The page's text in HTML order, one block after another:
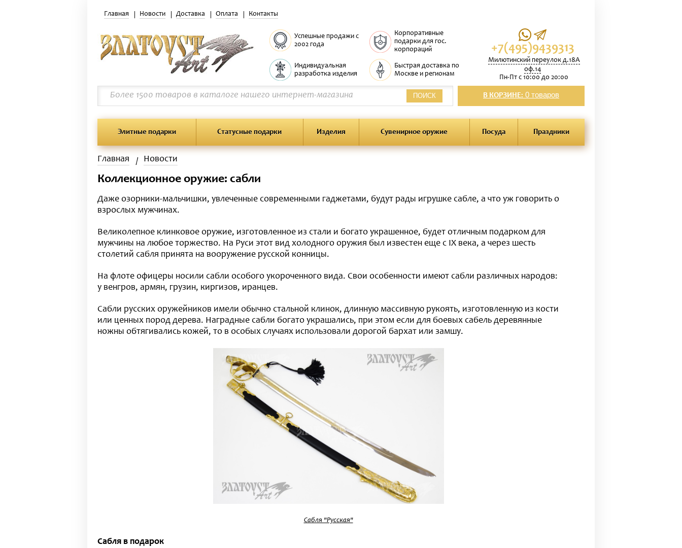
Главная Новости Доставка Оплата Контакты
+7(495)9439313
Милютинский переулок д.18А
оф.14
Пн-Пт с 10:00 до 20:00
Успешные продажи с
2002 года
Корпоративные
подарки для гос.
корпораций
Индивидуальная
разработка изделия
Быстрая доставка по
Москве и регионам
В КОРЗИНЕ: 0 товаров
ПОИСК
Элитные подарки Статусные подарки Изделия Сувенирное оружие Посуда Праздники
Главная Новости
Коллекционное оружие: сабли
Даже озорники-мальчишки, увлеченные современными гаджетами, будут рады игрушке сабле, а что уж говорить о
взрослых мужчинах.
Великолепное клинковое оружие, изготовленное из стали и богато украшенное, будет отличным подарком для
мужчины на любое торжество. На Руси этот вид холодного оружия был известен еще с IX века, а через шесть
столетий сабля принята на вооружение русской конницы.
На флоте офицеры носили сабли особого укороченного вида. Свои особенности имеют сабли различных народов:
у венгров, армян, грузин, киргизов, иранцев.
Сабли русских оружейников имели обычно стальной клинок, длинную массивную рукоять, изготовленную из кости
или ценных пород дерева. Наградные сабли богато украшались, при этом если для боевых сабель деревянные
ножны обтягивались кожей, то в особых случаях использовали дорогой бархат или замшу.
Сабля "Русская"
Сабля в подарок